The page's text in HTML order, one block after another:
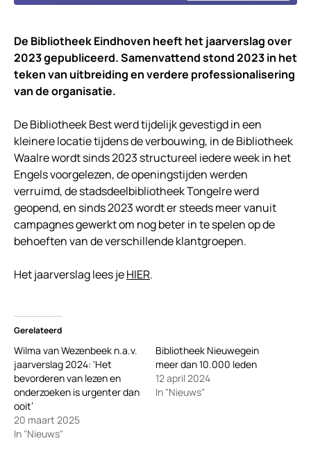
De Bibliotheek Eindhoven heeft het jaarverslag over
2023 gepubliceerd. Samenvattend stond 2023 in het
teken van uitbreiding en verdere professionalisering
van de organisatie.
De Bibliotheek Best werd tijdelijk gevestigd in een
kleinere locatie tijdens de verbouwing, in de Bibliotheek
Waalre wordt sinds 2023 structureel iedere week in het
Engels voorgelezen, de openingstijden werden
verruimd, de stadsdeelbibliotheek Tongelre werd
geopend, en sinds 2023 wordt er steeds meer vanuit
campagnes gewerkt om nog beter in te spelen op de
behoeften van de verschillende klantgroepen.
Het jaarverslag lees jeHIER.
Gerelateerd
Wilma van Wezenbeek n.a.v.
jaarverslag 2024: ‘Het
bevorderen van lezen en
onderzoeken is urgenter dan
ooit’
20 maart 2025
In "Nieuws"
Bibliotheek Nieuwegein
meer dan 10.000 leden
12 april 2024
In "Nieuws"